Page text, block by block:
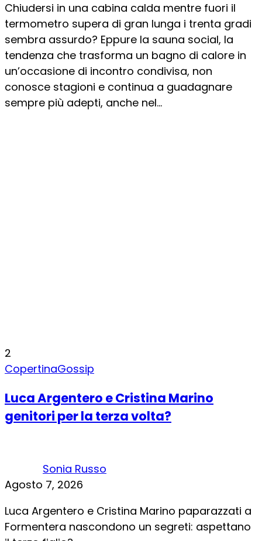
Chiudersi in una cabina calda mentre fuori il
termometro supera di gran lunga i trenta gradi
sembra assurdo? Eppure la sauna social, la
tendenza che trasforma un bagno di calore in
un’occasione di incontro condivisa, non
conosce stagioni e continua a guadagnare
sempre più adepti, anche nel...
2
CopertinaGossip
Luca Argentero e Cristina Marino
genitori per la terza volta?
Sonia Russo
Agosto 7, 2026
Luca Argentero e Cristina Marino paparazzati a
Formentera nascondono un segreti: aspettano